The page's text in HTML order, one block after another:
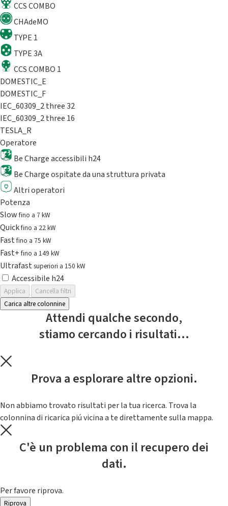
CCS COMBO
CHAdeMO
TYPE 1
TYPE 3A
CCS COMBO 1
DOMESTIC_E
DOMESTIC_F
IEC_60309_2 three 32
IEC_60309_2 three 16
TESLA_R
Operatore
Be Charge accessibili h24
Be Charge ospitate da una struttura privata
Altri operatori
Potenza
Slowfino a 7 kW
Quickfino a 22 kW
Fastfino a 75 kW
Fast+fino a 149 kW
Ultrafast superiori a 150 kW
Accessibile h24
Applica
Cancella filtri
Carica altre colonnine
Attendi qualche secondo,
stiamo cercando i risultati...
Prova a esplorare altre opzioni.
Non abbiamo trovato risultati per la tua ricerca. Trova la
colonnina di ricarica piú vicina a te direttamente sulla mappa.
C'è un problema con il recupero dei
dati.
Per favore riprova.
Riprova